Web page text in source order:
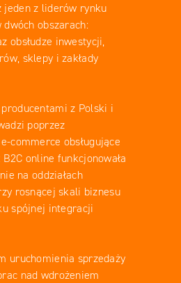
jeden z liderów rynku
obszarach:
obsłudze inwestycji,
sklepy i zakłady
z Polski i
poprzez
commerce obsługujące
online funkcjonowała
na oddziałach
rosnącej skali biznesu
spójnej integracji
uruchomienia sprzedaży
nad wdrożeniem